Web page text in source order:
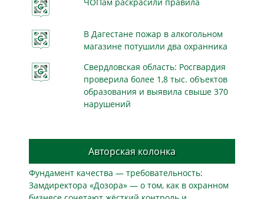
В Дагестане пожар в алкогольном
магазине потушили два охранника
Свердловская область: Росгвардия
проверила более 1,8 тыс. объектов
образования и выявила свыше 370
нарушений
Авторская колонка
Фундамент качества — требовательность:
Замдиректора «Дозора» — о том, как в охранном